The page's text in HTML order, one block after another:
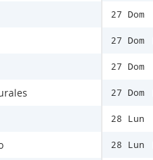
27 Dom
27 Dom
27 Dom
27 Dom
28 Lun
28 Lun